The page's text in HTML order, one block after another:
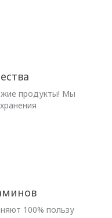
продукты! Мы
100% пользу